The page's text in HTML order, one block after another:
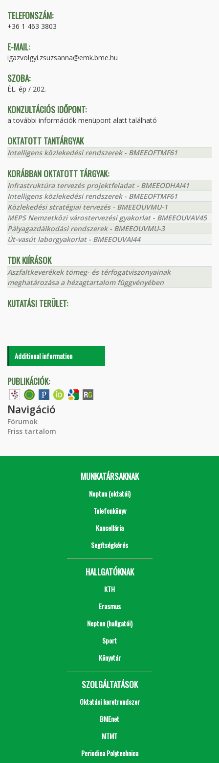
TELEFONSZÁM:
+36 1 463 3803
E-MAIL:
igazvolgyi.zsuzsanna@emk.bme.hu
SZOBA:
ÉL. ép / 202.
KONZULTÁCIÓS IDŐPONT:
a további információk menüpont alatt található
OKTATOTT TANTÁRGYAK
Intelligens közlekedési rendszerek - BMEEOFTMF61
KORÁBBAN OKTATOTT TÁRGYAK:
Infrastruktúra tervezés projektfeladat - BMEEODHAI41
Intelligens közlekedési rendszerek - BMEEOFTMF61
Közlekedési stratégiai tervezés - BMEEOUVMU-1
MEPS Nemzetközi várostervezési gyakorlat - BMEEOUVAV45
Pályagazdálkodási rendszerek - BMEEOUVMU-3
Út-vasút laborgyakorlat - BMEEOUVAI44
TDK KIÍRÁSOK
Aszfaltkeverékek tömeg- és térfogatviszonyainak
meghatározása a hézagtartalom függvényében
KUTATÁSI TERÜLET:
Additional information
PUBLIKÁCIÓK:
Navigáció
Fórumok
Friss tartalom
MUNKATÁRSAKNAK
Neptun (oktatói)
Telefonkönyv
Kancellária
Segítségkérés
HALLGATÓKNAK
KTH
Erasmus
Neptun (hallgatói)
Sport
Könyvtár
SZOLGÁLTATÁSOK
Oktatási keretrendszer
BMEnet
MTMT
Periodica Polytechnica